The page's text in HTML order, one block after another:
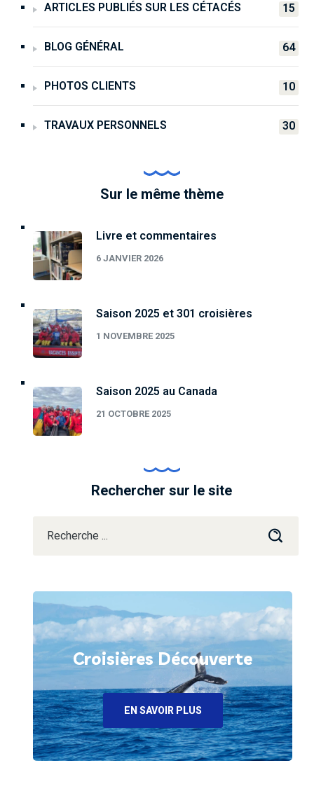
ARTICLES PUBLIÉS SUR LES CÉTACÉS 15
BLOG GÉNÉRAL 64
PHOTOS CLIENTS 10
TRAVAUX PERSONNELS 30
Sur le même thème
Livre et commentaires
6 JANVIER 2026
Saison 2025 et 301 croisières
1 NOVEMBRE 2025
Saison 2025 au Canada
21 OCTOBRE 2025
Rechercher sur le site
Croisières Découverte
EN SAVOIR PLUS